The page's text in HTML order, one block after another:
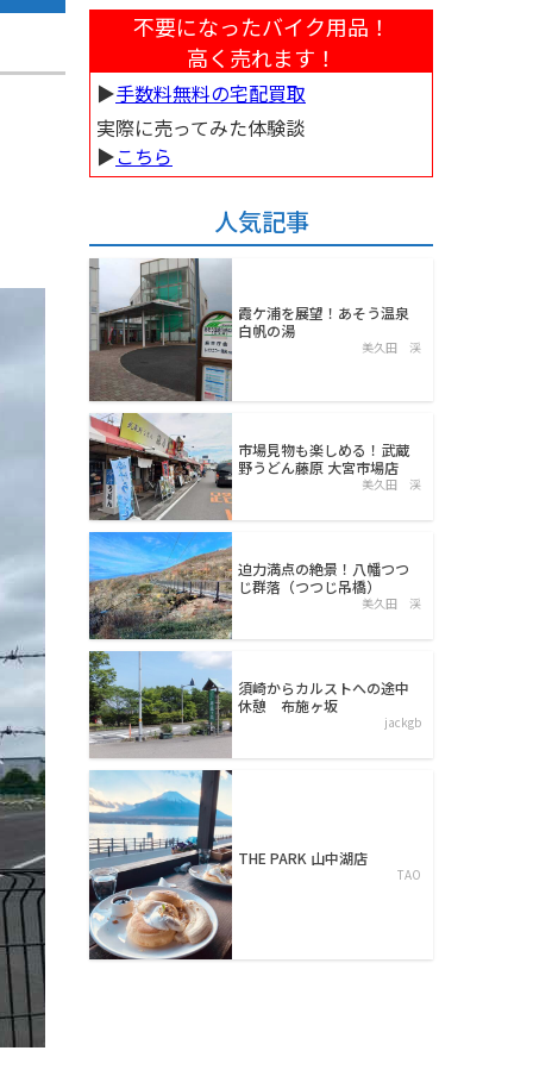
不要になったバイク用品！
高く売れます！
▶︎手数料無料の宅配買取
実際に売ってみた体験談
▶︎こちら
人気記事
霞ケ浦を展望！あそう温泉
白帆の湯
美久田 渓
市場見物も楽しめる！武蔵
野うどん藤原 大宮市場店
美久田 渓
迫力満点の絶景！八幡つつ
じ群落（つつじ吊橋）
美久田 渓
須崎からカルストへの途中
休憩 布施ヶ坂
jackgb
THE PARK 山中湖店
TAO